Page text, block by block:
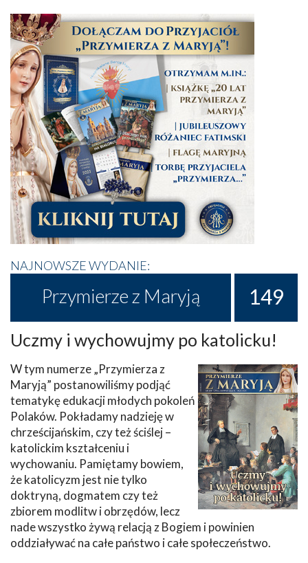
NAJNOWSZE WYDANIE:
Przymierze z Maryją 149
Uczmy i wychowujmy po katolicku!
W tym numerze „Przymierza z
Maryją” postanowiliśmy podjąć
tematykę edukacji młodych pokoleń
Polaków. Pokładamy nadzieję w
chrześcijańskim, czy też ściślej –
katolickim kształceniu i
wychowaniu. Pamiętamy bowiem,
że katolicyzm jest nie tylko
doktryną, dogmatem czy też
zbiorem modlitw i obrzędów, lecz
nade wszystko żywą relacją z Bogiem i powinien
oddziaływać na całe państwo i całe społeczeństwo.